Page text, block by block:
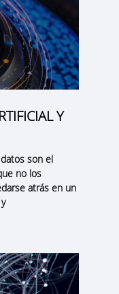
Y
son el
no los
atrás en un